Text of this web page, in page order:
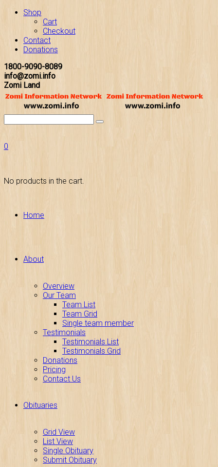
Shop
Cart
Checkout
Contact
Donations
1800-9090-8089
info@zomi.info
Zomi Land
0
No products in the cart.
Home
About
Overview
Our Team
Team List
Team Grid
Single team member
Testimonials
Testimonials List
Testimonials Grid
Donations
Pricing
Contact Us
Obituaries
Grid View
List View
Single Obituary
Submit Obituary